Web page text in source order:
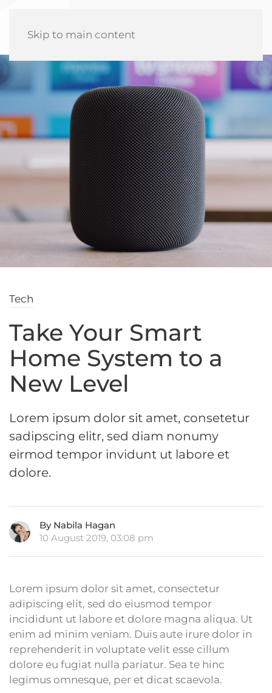
Skip to main content
Tech
Take Your Smart
Home System to a
New Level
Lorem ipsum dolor sit amet, consetetur
sadipscing elitr, sed diam nonumy
eirmod tempor invidunt ut labore et
dolore.
By Nabila Hagan
10 August 2019, 03:08 pm
Lorem ipsum dolor sit amet, consectetur
adipiscing elit, sed do eiusmod tempor
incididunt ut labore et dolore magna aliqua. Ut
enim ad minim veniam. Duis aute irure dolor in
reprehenderit in voluptate velit esse cillum
dolore eu fugiat nulla pariatur. Sea te hinc
legimus omnesque, per et dicat scaevola.